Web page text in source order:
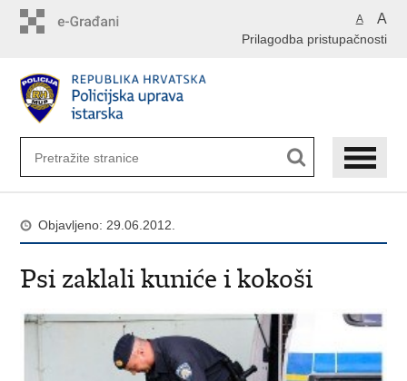
A A
Prilagodba pristupačnosti
Objavljeno: 29.06.2012.
Psi zaklali kuniće i kokoši